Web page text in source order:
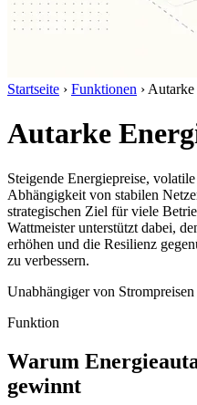
Startseite › Funktionen › Autarke
Autarke
Steigende Energiepreise,
Abhängigkeit von stabilen
strategischen Ziel für viele
Wattmeister unterstützt dabei,
erhöhen und die Resilienz
zu verbessern.
Unabhängiger von
Funktion
Warum
gewinnt